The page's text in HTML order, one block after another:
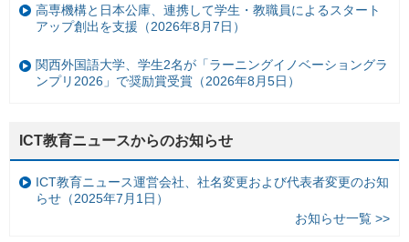
高専機構と日本公庫、連携して学生・教職員によるスタート
アップ創出を支援（2026年8月7日）
関西外国語大学、学生2名が「ラーニングイノベーショングラ
ンプリ2026」で奨励賞受賞（2026年8月5日）
ICT教育ニュースからのお知らせ
ICT教育ニュース運営会社、社名変更および代表者変更のお知
らせ（2025年7月1日）
お知らせ一覧 >>